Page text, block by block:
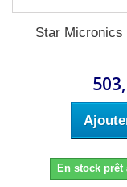
Star Micronics
En stock